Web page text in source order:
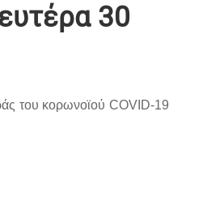
30
του κορωνοϊού COVID-19